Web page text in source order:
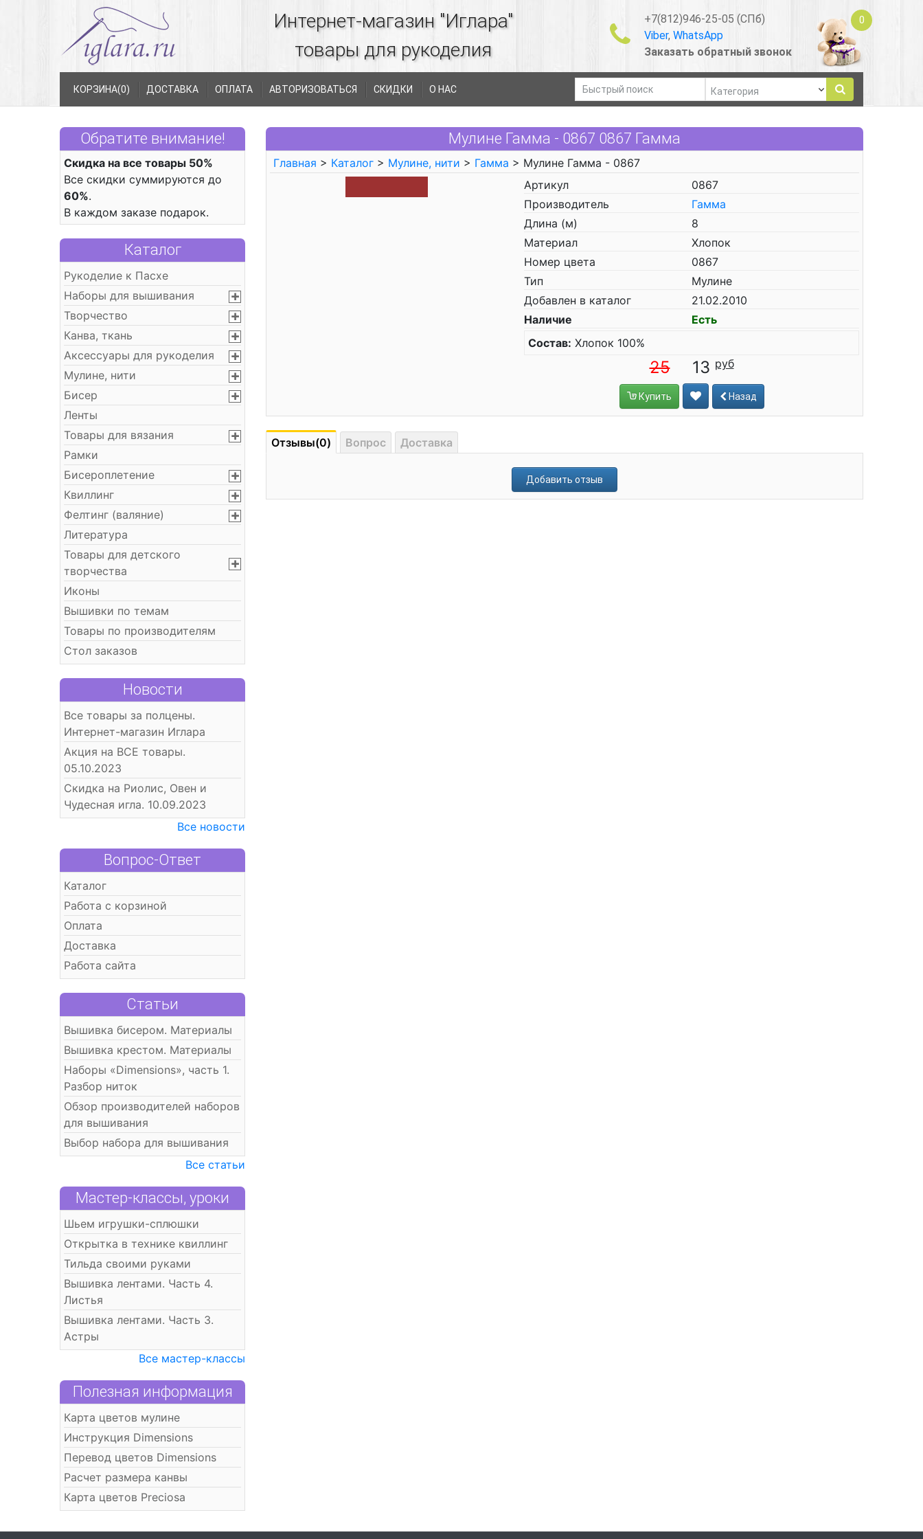
Интернет-магазин "Иглара"
товары для рукоделия
+7(812)946-25-05 (СПб)
Viber, WhatsApp
Заказать обратный звонок
0
КОРЗИНА(0) ДОСТАВКА ОПЛАТА АВТОРИЗОВАТЬСЯ СКИДКИ О НАС
Обратите внимание!
Скидка на все товары 50%
Все скидки суммируются до
60%.
В каждом заказе подарок.
Каталог
Рукоделие к Пасхе
Наборы для вышивания
Творчество
Канва, ткань
Аксессуары для рукоделия
Мулине, нити
Бисер
Ленты
Товары для вязания
Рамки
Бисероплетение
Квиллинг
Фелтинг (валяние)
Литература
Товары для детского
творчества
Иконы
Вышивки по темам
Товары по производителям
Стол заказов
Новости
Все товары за полцены.
Интернет-магазин Иглара
Акция на ВСЕ товары.
05.10.2023
Скидка на Риолис, Овен и
Чудесная игла. 10.09.2023
Все новости
Вопрос-Ответ
Каталог
Работа с корзиной
Оплата
Доставка
Работа сайта
Статьи
Вышивка бисером. Материалы
Вышивка крестом. Материалы
Наборы «Dimensions», часть 1.
Разбор ниток
Обзор производителей наборов
для вышивания
Выбор набора для вышивания
Все статьи
Мастер-классы, уроки
Шьем игрушки-сплюшки
Открытка в технике квиллинг
Тильда своими руками
Вышивка лентами. Часть 4.
Листья
Вышивка лентами. Часть 3.
Астры
Все мастер-классы
Полезная информация
Карта цветов мулине
Инструкция Dimensions
Перевод цветов Dimensions
Расчет размера канвы
Карта цветов Preciosa
Мулине Гамма - 0867 0867 Гамма
Главная > Каталог > Мулине, нити > Гамма > Мулине Гамма - 0867
Артикул
0867
Производитель
Гамма
Длина (м)
8
Материал
Хлопок
Номер цвета
0867
Тип
Мулине
Добавлен в каталог
21.02.2010
Наличие
Есть
Состав: Хлопок 100%
25 13
Купить Назад
Отзывы(0) Вопрос Доставка
Добавить отзыв